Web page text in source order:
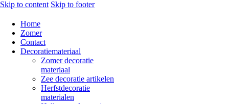
Skip to content Skip to footer
Home
Zomer
Contact
Decoratiemateriaal
Zomer decoratie
materiaal
Zee decoratie artikelen
Herfstdecoratie
materialen